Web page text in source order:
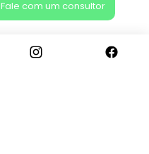
Fale com um consultor